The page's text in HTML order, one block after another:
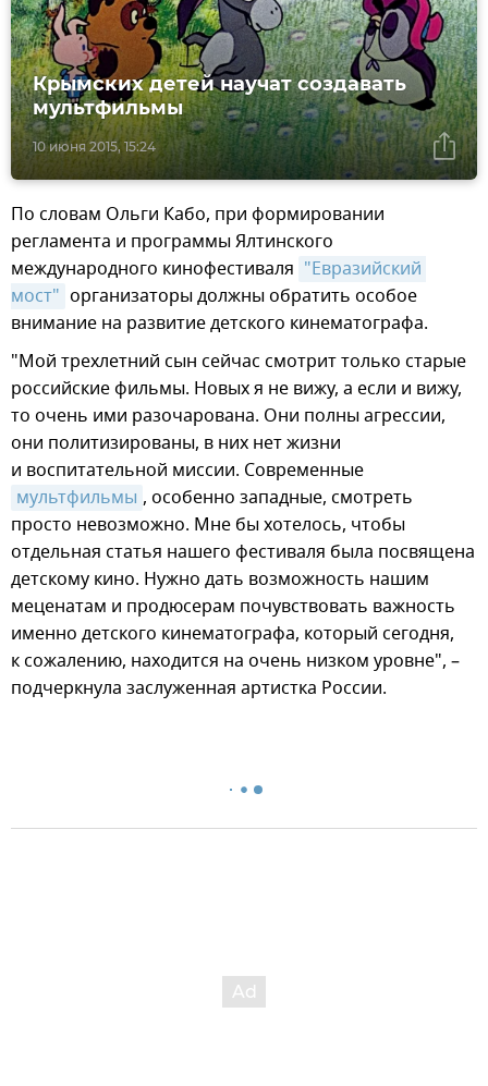
10 июня 2015, 15:24
Крымских детей научат создавать
мультфильмы
По словам Ольги Кабо, при формировании
регламента и программы Ялтинского
международного кинофестиваля "Евразийский
мост" организаторы должны обратить особое
внимание на развитие детского кинематографа.
"Мой трехлетний сын сейчас смотрит только старые
российские фильмы. Новых я не вижу, а если и вижу,
то очень ими разочарована. Они полны агрессии,
они политизированы, в них нет жизни
и воспитательной миссии. Современные
мультфильмы , особенно западные, смотреть
просто невозможно. Мне бы хотелось, чтобы
отдельная статья нашего фестиваля была посвящена
детскому кино. Нужно дать возможность нашим
меценатам и продюсерам почувствовать важность
именно детского кинематографа, который сегодня,
к сожалению, находится на очень низком уровне", –
подчеркнула заслуженная артистка России.